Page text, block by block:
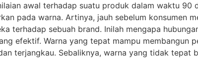
awal terhadap suatu produk dalam waktu
pada warna. Artinya, jauh sebelum konsumen
terhadap sebuah brand. Inilah mengapa
efektif. Warna yang tepat mampu membangun
terjangkau. Sebaliknya, warna yang tidak tepat